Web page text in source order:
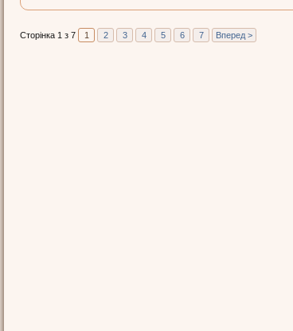
Сторінка 1 з 7 1 2 3 4 5 6 7 Вперед >